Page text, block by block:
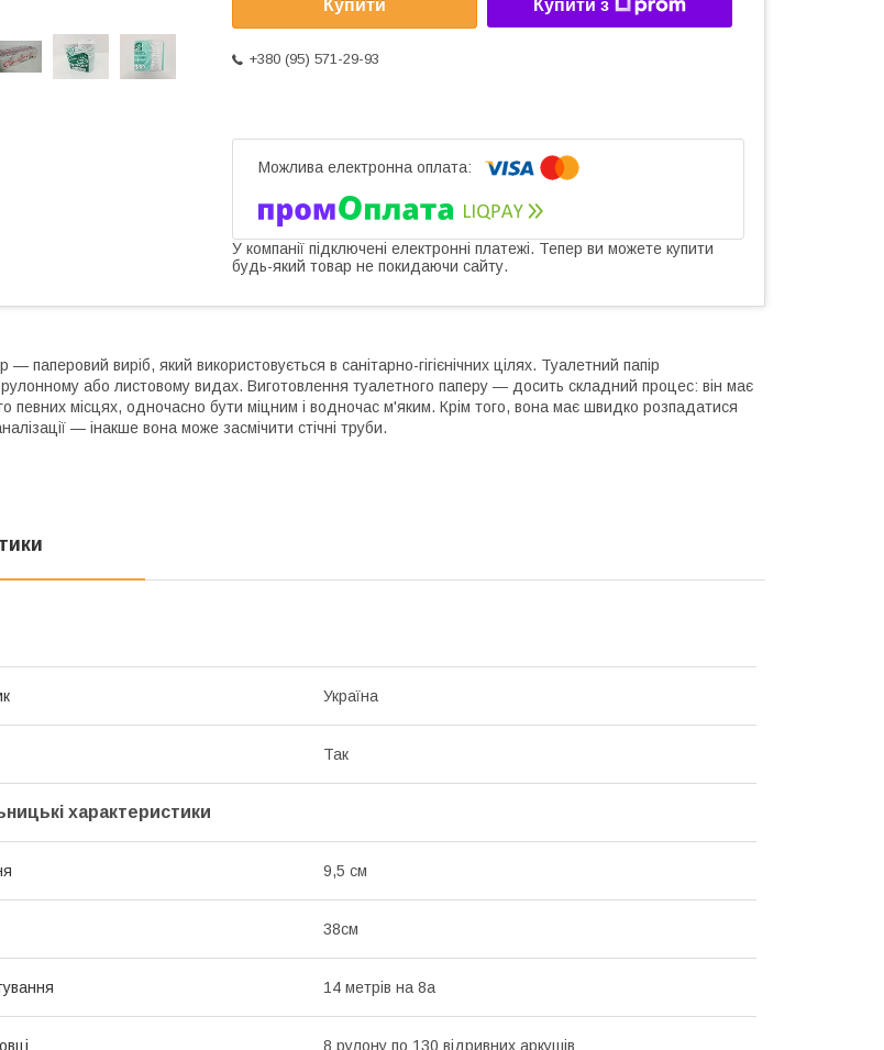
Купити Купити з
+380 (95) 571-29-93
У компанії підключені електронні платежі. Тепер ви можете купити
будь-який товар не покидаючи сайту.
— паперовий виріб, який використовується в санітарно-гігієнічних цілях. Туалетний папір
рулонному або листовому видах. Виготовлення туалетного паперу — досить складний процес: він має
певних місцях, одночасно бути міцним і водночас м'яким. Крім того, вона має швидко розпадатися
— інакше вона може засмічити стічні труби.
Україна
Так
характеристики
9,5 см
38см
14 метрів на 8а
8 рулону по 130 відривних аркушів